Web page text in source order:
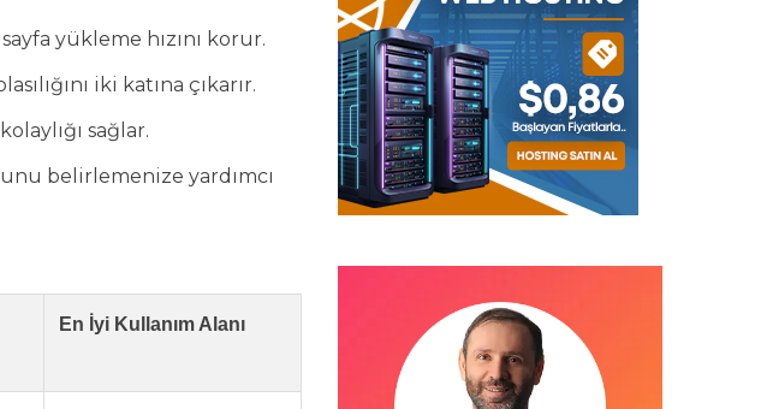
yükleme hızını korur.
iki katına çıkarır.
sağlar.
belirlemenize yardımcı
En İyi Kullanım Alanı